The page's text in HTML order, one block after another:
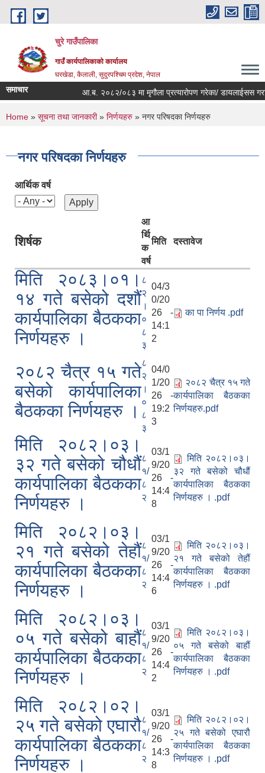
Skip to main content
चुरे गाउँपालिका
गाउँ कार्यपालिकाको कार्यालय
घरखेडा, कैलाली, सुदुरपश्चिम प्रदेश, नेपाल
समाचार आ.ब. २०८२/०८३ मा मृगौला प्रत्यारोपण गरेका/ डायलाईसस
You are here
Home » सूचना तथा जानकारी» निर्णयहरु » नगर परिषदका निर्णयहरु
नगर परिषदका निर्णयहरु
आर्थिक वर्ष
शिर्षक
आ
र्थि
क
वर्ष
मिति दस्तावेज
मिति २०८३।०१।
१४ गते बसेको दशौं
कार्यपालिका बैठकका
निर्णयहरु ।
८
२
।
०
८
३
04/3
0/20
26 -
14:1
2
का पा निर्णय .pdf
२०८२ चैत्र १५ गते
बसेको कार्यपालिका
बैठकका निर्णयहरु ।
८
२
।
०
८
३
04/0
1/20
26 -
19:2
3
२०८२ चैत्र १५ गते
कार्यपालिका बैठकका
निर्णयहरु.pdf
मिति २०८२।०३।
३२ गते बसेको चौधौं
कार्यपालिका बैठकका
निर्णयहरु ।
८
१/
८
२
03/1
9/20
26 -
14:4
8
मिति २०८२।०३।
३२ गते बसेको चौधौं
कार्यपालिका बैठकका
निर्णयहरु । .pdf
मिति २०८२।०३।
२१ गते बसेको तेहौं
कार्यपालिका बैठकका
निर्णयहरु ।
८
१/
८
२
03/1
9/20
26 -
14:4
6
मिति २०८२।०३।
२१ गते बसेको तेहौं
कार्यपालिका बैठकका
निर्णयहरु । .pdf
मिति २०८२।०३।
०५ गते बसेको बाहौं
कार्यपालिका बैठकका
निर्णयहरु ।
८
१/
८
२
03/1
9/20
26 -
14:4
2
मिति २०८२।०३।
०५ गते बसेको बाहौं
कार्यपालिका बैठकका
निर्णयहरु । .pdf
मिति २०८२।०२।
२५ गते बसेको एघारौ
कार्यपालिका बैठकका
निर्णयहरु ।
८
१/
८
२
03/1
9/20
26 -
14:3
8
मिति २०८२।०२।
२५ गते बसेको एघारौ
कार्यपालिका बैठकका
निर्णयहरु । .pdf